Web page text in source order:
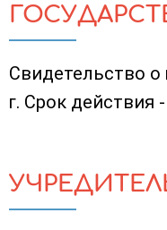
Свидетельство о
г. Срок действия